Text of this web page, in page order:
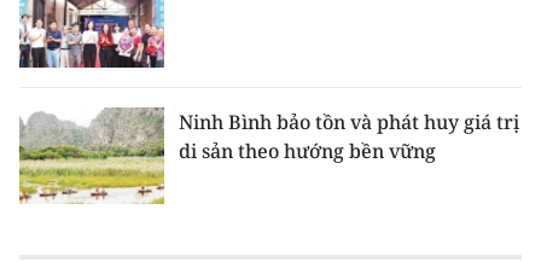
Ninh Bình bảo tồn và phát huy giá trị
di sản theo hướng bền vững